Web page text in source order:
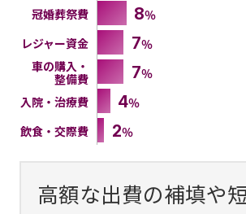
冠婚葬祭費 8％
レジャー資金 7％
車の購入・
整備費
7％
入院・治療費 4％
飲食・交際費 2％
高額な出費の補填や